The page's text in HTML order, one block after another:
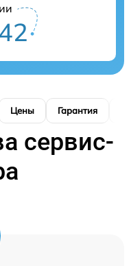
Цены Гарантия
сервис-